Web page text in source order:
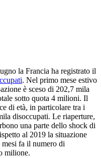
la Francia ha registrato il
. Nel primo mese estivo
è sceso di 202,7 mila
sotto quota 4 milioni. Il
di età, in particolare tra i
disoccupati. Le riaperture,
una parte dello shock di
al 2019 la situazione
mesi fa il numero di
milione.